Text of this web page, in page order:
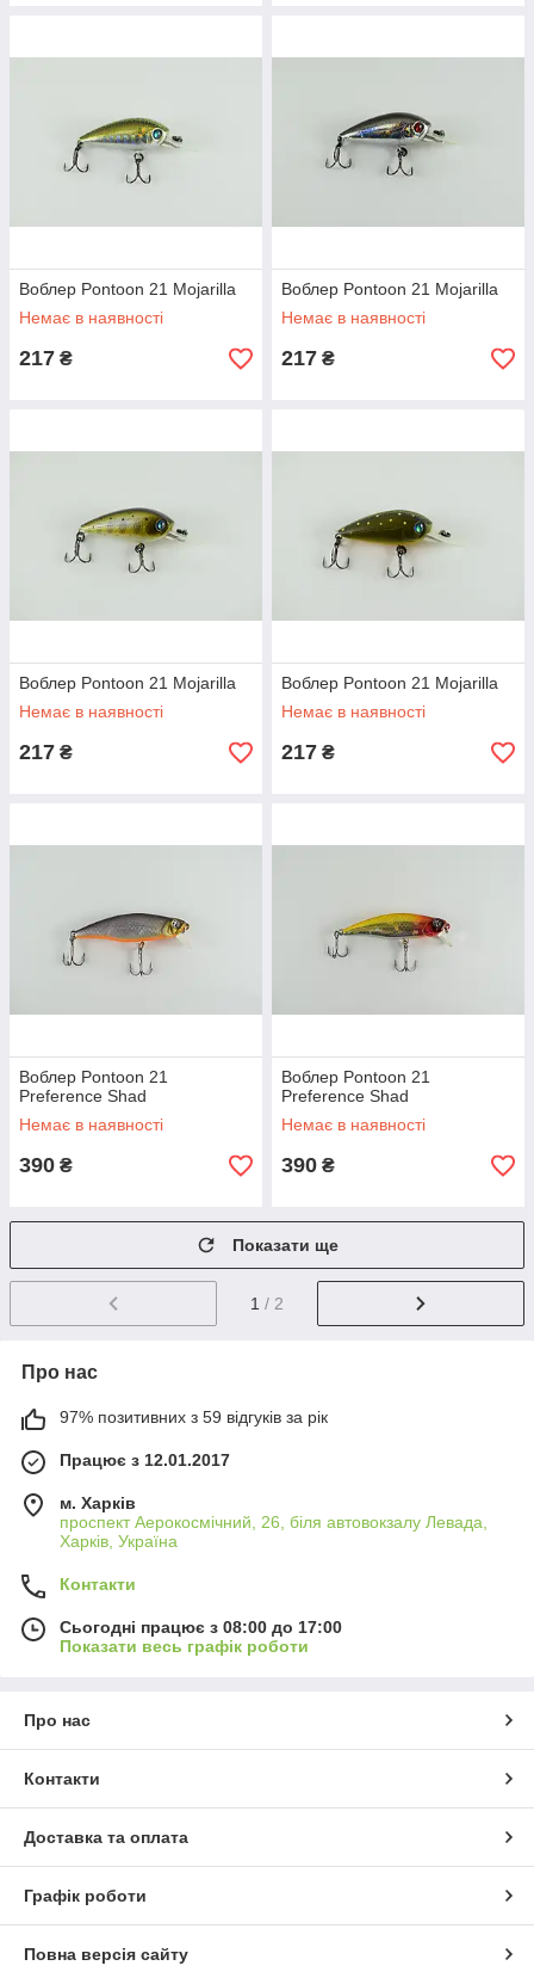
Воблер Pontoon 21 Mojarilla
Немає в наявності
217 ₴
Воблер Pontoon 21 Mojarilla
Немає в наявності
217 ₴
Воблер Pontoon 21 Mojarilla
Немає в наявності
217 ₴
Воблер Pontoon 21 Mojarilla
Немає в наявності
217 ₴
Воблер Pontoon 21
Preference Shad
Немає в наявності
390 ₴
Воблер Pontoon 21
Preference Shad
Немає в наявності
390 ₴
Показати ще
1 / 2
Про нас
97% позитивних з 59 відгуків за рік
Працює з 12.01.2017
м. Харків
проспект Аерокосмічний, 26, біля автовокзалу Левада,
Харків, Україна
Контакти
Сьогодні працює з 08:00 до 17:00
Показати весь графік роботи
Про нас
Контакти
Доставка та оплата
Графік роботи
Повна версія сайту